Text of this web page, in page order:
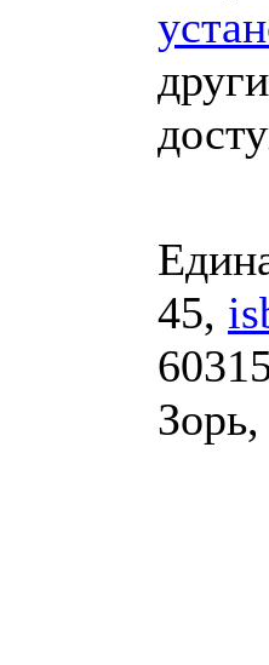
45,